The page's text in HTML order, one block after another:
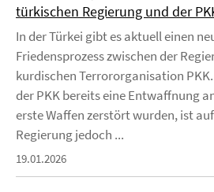
türkischen Regierung und der
In der Türkei gibt es aktuell einen
Friedensprozess zwischen der
kurdischen Terrororganisation
der PKK bereits eine Entwaffnung
erste Waffen zerstört wurden, ist
Regierung jedoch ...
19.01.2026